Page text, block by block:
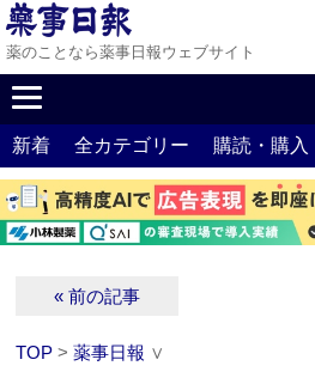
薬のことなら薬事日報ウェブサイト
新着 全カテゴリー 購読・購入
« 前の記事
TOP >薬事日報 ∨